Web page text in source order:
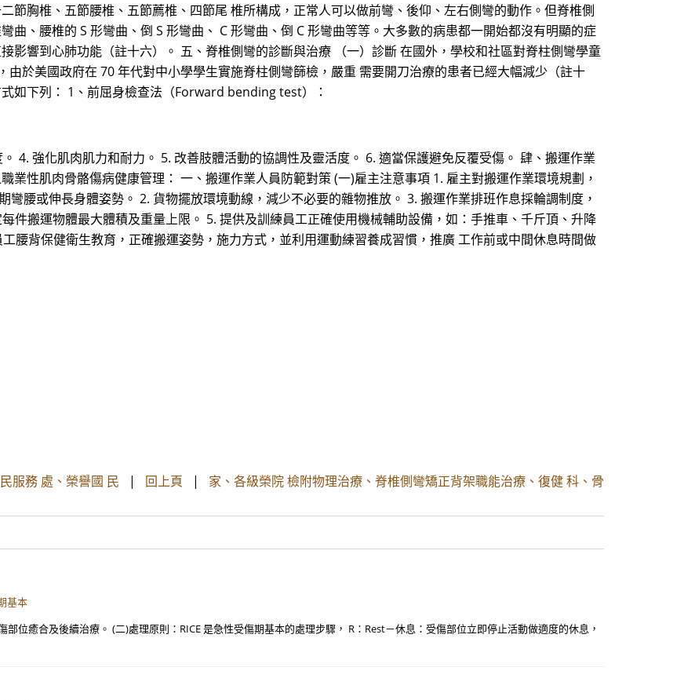
節胸椎、五節腰椎、五節薦椎、四節尾 椎所構成，正常人可以做前彎、後仰、左右側彎的動作。但脊椎側
曲、腰椎的 S 形彎曲、倒 S 形彎曲、 C 形彎曲、倒 C 形彎曲等等。大多數的病患都一開始都沒有明顯的症
影響到心肺功能（註十六）。 五、脊椎側彎的診斷與治療 （一）診斷 在國外，學校和社區對脊柱側彎學童
於美國政府在 70 年代對中小學學生實施脊柱側彎篩檢，嚴重 需要開刀治療的患者已經大幅減少（註十
如下列： 1、前屈身檢查法（Forward bending test）：
4. 強化肌肉肌力和耐力。 5. 改善肢體活動的協調性及靈活度。 6. 適當保護避免反覆受傷。 肆、搬運作業
業性肌肉骨骼傷病健康管理： 一、搬運作業人員防範對策 (一)雇主注意事項 1. 雇主對搬運作業環境規劃，
彎腰或伸長身體姿勢。 2. 貨物擺放環境動線，減少不必要的雜物推放。 3. 搬運作業排班作息採輪調制度，
件搬運物體最大體積及重量上限。 5. 提供及訓練員工正確使用機械輔助設備，如：手推車、千斤頂、升降
腰背保健衛生教育，正確搬運姿勢，施力方式，並利用運動練習養成習慣，推廣 工作前或中間休息時間做
服務 處、榮譽國 民 | 回上頁 | 家、各級榮院 檢附物理治療、脊椎側彎矯正背架職能治療、復健 科、骨
基本
位癒合及後續治療。 (二)處理原則：RICE 是急性受傷期基本的處理步驟， R：Rest－休息：受傷部位立即停止活動做適度的休息，